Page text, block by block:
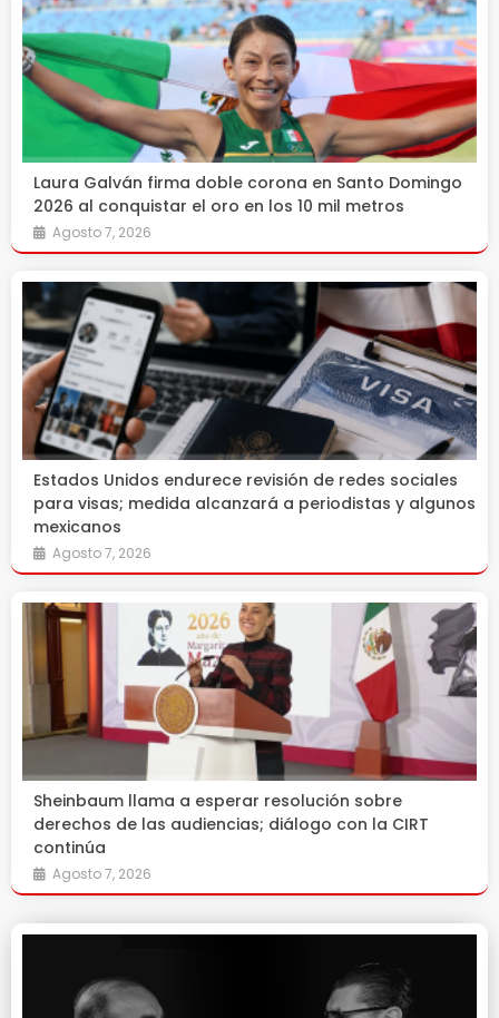
Laura Galván firma doble corona en Santo Domingo
2026 al conquistar el oro en los 10 mil metros
Agosto 7, 2026
Estados Unidos endurece revisión de redes sociales
para visas; medida alcanzará a periodistas y algunos
mexicanos
Agosto 7, 2026
Sheinbaum llama a esperar resolución sobre
derechos de las audiencias; diálogo con la CIRT
continúa
Agosto 7, 2026